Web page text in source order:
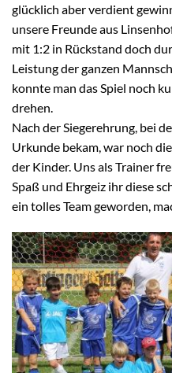
glücklich aber verdient
unsere Freunde aus
mit 1:2 in Rückstand doch
Leistung der ganzen
konnte man das Spiel noch
drehen.
Nach der Siegerehrung, bei
Urkunde bekam, war noch
der Kinder. Uns als Trainer
Spaß und Ehrgeiz ihr diese
ein tolles Team geworden,